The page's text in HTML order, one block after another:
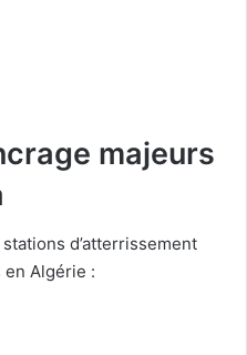
majeurs
d’atterrissement
Algérie :